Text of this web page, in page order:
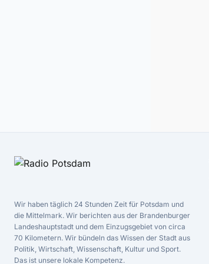
Wir haben täglich 24 Stunden Zeit für Potsdam und
die Mittelmark. Wir berichten aus der Brandenburger
Landeshauptstadt und dem Einzugsgebiet von circa
70 Kilometern. Wir bündeln das Wissen der Stadt aus
Politik, Wirtschaft, Wissenschaft, Kultur und Sport.
Das ist unsere lokale Kompetenz.